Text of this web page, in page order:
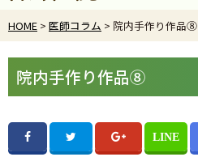
HOME > 医師コラム > 院内手作り作品⑧
院内手作り作品⑧